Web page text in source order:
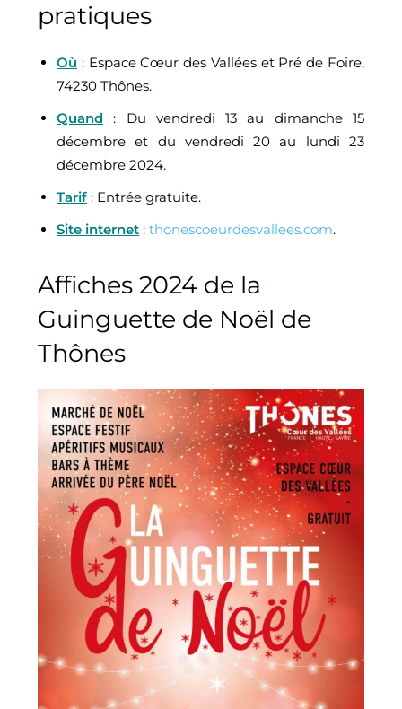
pratiques
Où : Espace Cœur des Vallées et Pré de Foire,
74230 Thônes.
Quand : Du vendredi 13 au dimanche 15
décembre et du vendredi 20 au lundi 23
décembre 2024.
Tarif : Entrée gratuite.
Site internet : thonescoeurdesvallees.com.
Affiches 2024 de la
Guinguette de Noël de
Thônes